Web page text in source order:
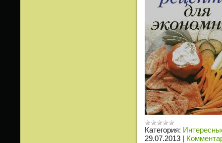
Категория:
29.07.2013 |